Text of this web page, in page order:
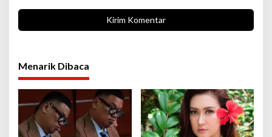
Menarik Dibaca